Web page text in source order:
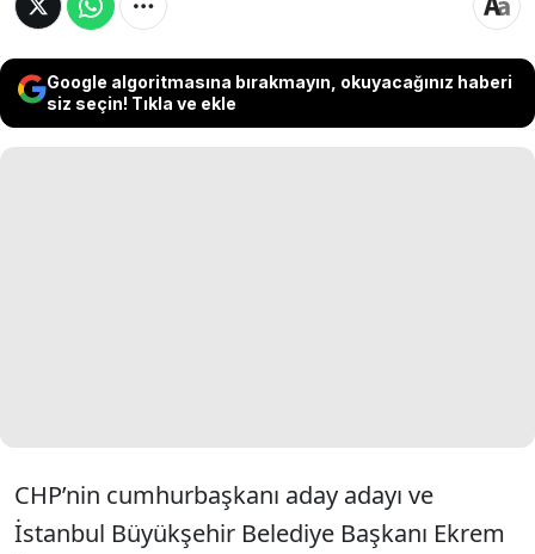
Google algoritmasına bırakmayın, okuyacağınız haberi
siz seçin! Tıkla ve ekle
CHP’nin cumhurbaşkanı aday adayı ve
İstanbul Büyükşehir Belediye Başkanı Ekrem